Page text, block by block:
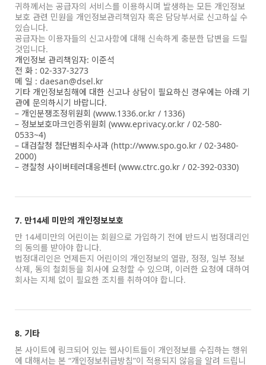
귀하께서는 공급자의 서비스를 이용하시며 발생하는 모든 개인정보
보호 관련 민원을 개인정보관리책임자 혹은 담당부서로 신고하실 수
있습니다.
공급자는 이용자들의 신고사항에 대해 신속하게 충분한 답변을 드릴
것입니다.
개인정보 관리책임자: 이준석
전 화 : 02-337-3273
메 일 : daesan@dsel.kr
기타 개인정보침해에 대한 신고나 상담이 필요하신 경우에는 아래 기
관에 문의하시기 바랍니다.
– 개인분쟁조정위원회 (www.1336.or.kr / 1336)
– 정보보호마크인증위원회 (www.eprivacy.or.kr / 02-580-
0533~4)
– 대검찰청 첨단범죄수사과 (http://www.spo.go.kr / 02-3480-
2000)
– 경찰청 사이버테러대응센터 (www.ctrc.go.kr / 02-392-0330)
7. 만14세 미만의 개인정보보호
만 14세미만의 어린이는 회원으로 가입하기 전에 반드시 법정대리인
의 동의를 받아야 합니다.
법정대리인은 언제든지 어린이의 개인정보의 열람, 정정, 일부 정보
삭제, 동의 철회등을 회사에 요청할 수 있으며, 이러한 요청에 대하여
회사는 지체 없이 필요한 조치를 취하여야 합니다.
8. 기타
본 사이트에 링크되어 있는 웹사이트들이 개인정보를 수집하는 행위
에 대해서는 본 “개인정보취급방침”이 적용되지 않음을 알려 드립니